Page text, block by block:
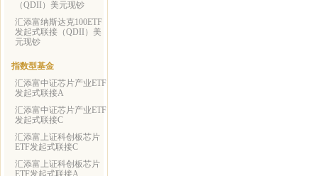
（QDII）美元现钞
汇添富纳斯达克100ETF
发起式联接（QDII）美
元现钞
指数型基金
汇添富中证芯片产业ETF
发起式联接A
汇添富中证芯片产业ETF
发起式联接C
汇添富上证科创板芯片
ETF发起式联接C
汇添富上证科创板芯片
ETF发起式联接A